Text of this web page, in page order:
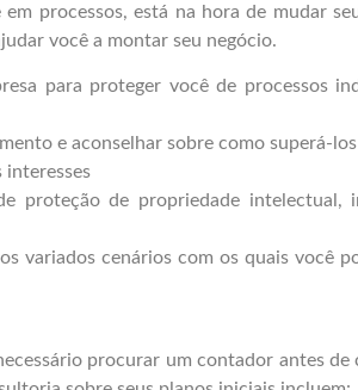
processos, está na hora de mudar
você a montar seu negócio.
para proteger você de processos
e aconselhar sobre como superá-los
interesses
proteção de propriedade intelectual,
variados cenários com os quais você
procurar um contador antes de